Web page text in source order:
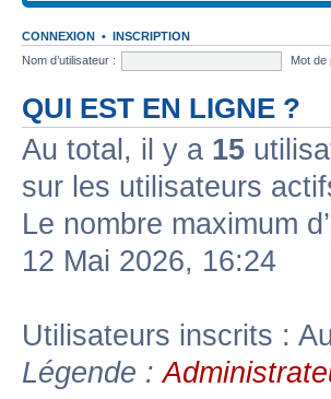
CONNEXION • INSCRIPTION
Nom d’utilisateur :
Mot de
QUI EST EN LIGNE ?
Au total, il y a 15
sur les utilisateurs
Le nombre maximum
12 Mai 2026, 16:24
Utilisateurs inscrits :
Légende :